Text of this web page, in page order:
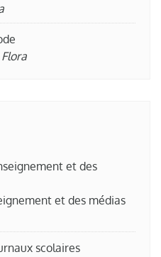
et des
et des médias
scolaires